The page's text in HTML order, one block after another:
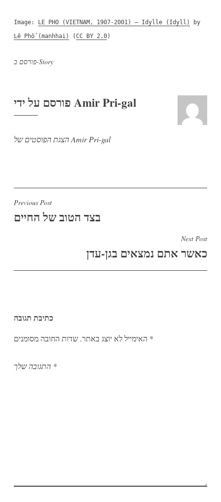
Image: LE PHO (VIETNAM, 1907-2001) – Idylle (Idyll)
by
Lê Phổ (manhhai)
(CC BY 2.0)
פורסם ב-Story
Amir Pri-gal
הצגת הפוסטים של Amir Pri-gal
ניווט
Previous Post
בצד הטוב של החיים
Next Post
כאשר אתם נמצאים בגן-עדן
כתיבת תגובה
האימייל לא יוצג באתר. *
*